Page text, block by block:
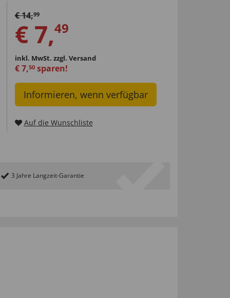
€14,99
€ 7,49
inkl. MwSt. zzgl. Versand
€7,50sparen!
Informieren, wenn verfügbar
Auf die Wunschliste
3 Jahre Langzeit-Garantie